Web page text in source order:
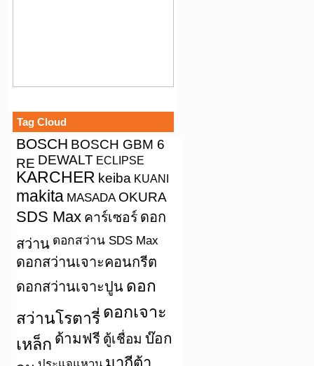
Tag Cloud
BOSCH BOSCH GBM 6
RE DEWALT ECLIPSE
KARCHER keiba KUANI
makita MASADA OKURA
SDS Max คาร์เซอร์ ดอก
สว่าน ดอกสว่าน SDS Max
ดอกสว่านเจาะคอนกรีต
ดอกสว่านเจาะปูน ดอก
สว่านโรตารี่ ดอกเจาะ
เหล็ก ด้ามฟรี ตู้เชื่อม บ๊อก